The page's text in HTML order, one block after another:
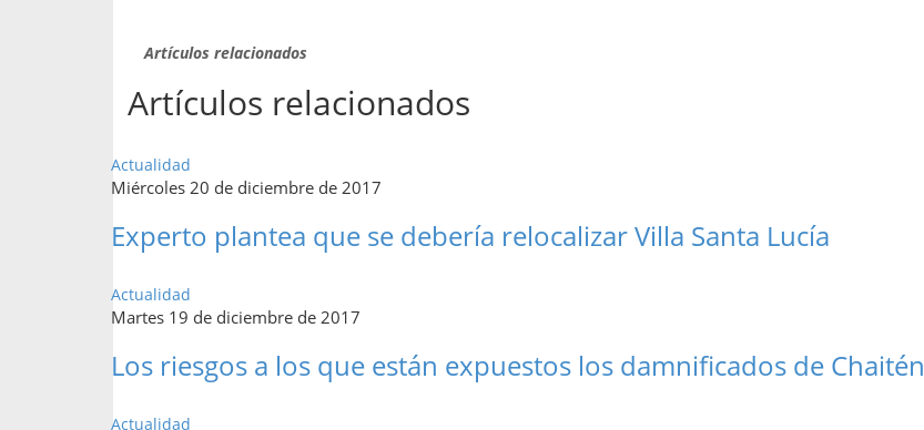
Artículos relacionados
Artículos relacionados
Actualidad
Miércoles 20 de diciembre de 2017
Experto plantea que se debería relocalizar Villa Santa Lucía
Actualidad
Martes 19 de diciembre de 2017
Los riesgos a los que están expuestos los damnificados de Chaitén
Actualidad